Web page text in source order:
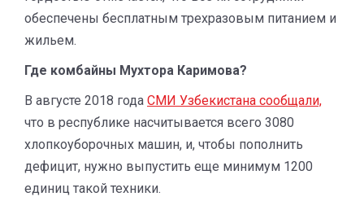
обеспечены бесплатным трехразовым питанием и
жильем.
Где комбайны Мухтора Каримова?
В августе 2018 года СМИ Узбекистана сообщали,
что в республике насчитывается всего 3080
хлопкоуборочных машин, и, чтобы пополнить
дефицит, нужно выпустить еще минимум 1200
единиц такой техники.